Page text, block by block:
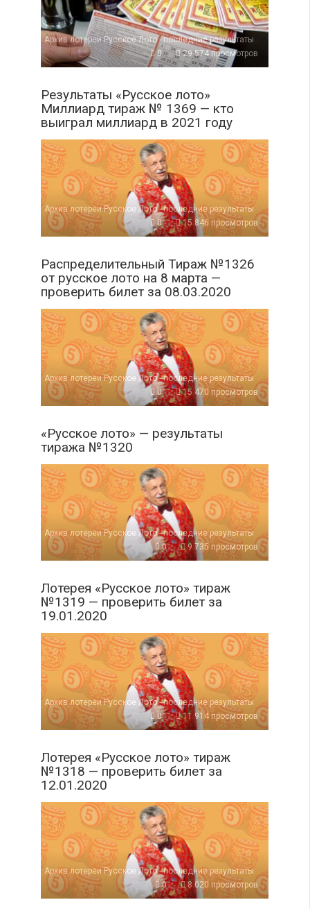
Архив лотереи Русское Лото - последние результаты
0
29 574 просмотров
Результаты «Русское лото»
Миллиард тираж № 1369 — кто
выиграл миллиард в 2021 году
Архив лотереи Русское Лото - последние результаты
0
15 846 просмотров
Распределительный Тираж №1326
от русское лото на 8 марта —
проверить билет за 08.03.2020
Архив лотереи Русское Лото - последние результаты
0
15 470 просмотров
«Русское лото» — результаты
тиража №1320
Архив лотереи Русское Лото - последние результаты
0
9 735 просмотров
Лотерея «Русское лото» тираж
№1319 — проверить билет за
19.01.2020
Архив лотереи Русское Лото - последние результаты
0
11 914 просмотров
Лотерея «Русское лото» тираж
№1318 — проверить билет за
12.01.2020
Архив лотереи Русское Лото - последние результаты
0
8 020 просмотров